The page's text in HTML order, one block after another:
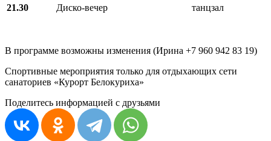
21.30
Диско-вечер танцзал
В программе возможны изменения (Ирина +7 960 942 83 19)
Спортивные мероприятия только для отдыхающих сети
санаториев «Курорт Белокуриха»
Поделитесь информацией с друзьями